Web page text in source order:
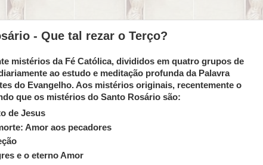
- Que tal rezar o Terço?
mistérios da Fé Católica, divididos em quatro grupos de
ao estudo e meditação profunda da Palavra
do Evangelho. Aos mistérios originais, recentemente o
que os mistérios do Santo Rosário são:
de Jesus
Amor aos pecadores
e o eterno Amor